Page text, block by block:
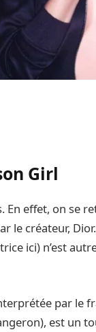
Girl
effet, on se
le créateur,
ici) n’est
par le
est un